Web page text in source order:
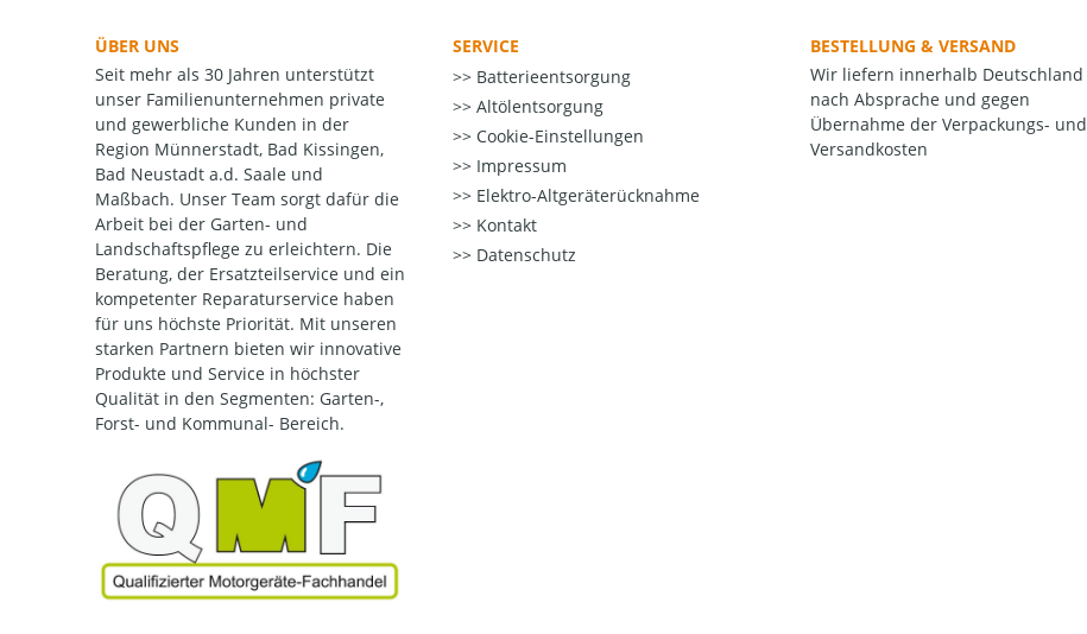
ÜBER UNS
Seit mehr als 30 Jahren unterstützt
unser Familienunternehmen private
und gewerbliche Kunden in der
Region Münnerstadt, Bad Kissingen,
Bad Neustadt a.d. Saale und
Maßbach. Unser Team sorgt dafür die
Arbeit bei der Garten- und
Landschaftspflege zu erleichtern. Die
Beratung, der Ersatzteilservice und ein
kompetenter Reparaturservice haben
für uns höchste Priorität. Mit unseren
starken Partnern bieten wir innovative
Produkte und Service in höchster
Qualität in den Segmenten: Garten-,
Forst- und Kommunal- Bereich.
SERVICE
Batterieentsorgung
Altölentsorgung
Cookie-Einstellungen
Impressum
Elektro-Altgeräterücknahme
Kontakt
Datenschutz
BESTELLUNG & VERSAND
Wir liefern innerhalb Deutschland
nach Absprache und gegen
Übernahme der Verpackungs- und
Versandkosten